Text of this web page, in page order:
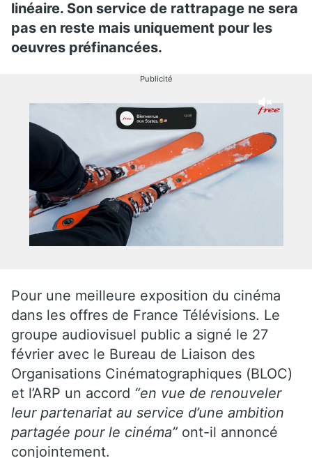
linéaire. Son service de rattrapage ne sera
pas en reste mais uniquement pour les
oeuvres préfinancées.
Publicité
Pour une meilleure exposition du cinéma
dans les offres de France Télévisions. Le
groupe audiovisuel public a signé le 27
février avec le Bureau de Liaison des
Organisations Cinématographiques (BLOC)
et l’ARP un accord “en vue de renouveler
leur partenariat au service d’une ambition
partagée pour le cinéma” ont-il annoncé
conjointement.